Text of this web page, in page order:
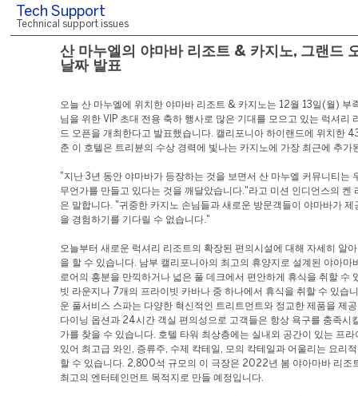
Tech Support
Technical support issues
산 마누엘의 야마바 리조트 & 카지노, 그랜드
날짜 발표
오늘 산 마누엘에 위치한 야마바 리조트 & 카지노는 12월 13일(월) 부
님을 위한 VIP 초대 전용 축하 행사로 많은 기대를 모으고 있는 럭셔리
드 오픈을 개최한다고 발표했습니다. 캘리포니아 하이랜드에 위치한
춘 이 호텔은 트리뷴의 수상 경력에 빛나는 카지노에 가장 최근에 추가
"지난 3년 동안 야마바가 등장하는 것을 보면서 산 마누엘 커뮤니티는
무언가를 만들고 있다는 것을 깨달았습니다."라고 미션 인디언스의 켄
은 말합니다. "귀중한 카지노 손님들과 새로운 방문객들이 야마바가 제
을 경험하기를 기다릴 수 없습니다."
오늘부터 새로운 럭셔리 리조트의 확장된 편의시설에 대해 자세히 알
을 할 수 있습니다. 남부 캘리포니아의 최고의 휴양지로 설계된 야아마
로어의 흥분을 만끽하거나 넓은 풀 데크에서 편안하게 휴식을 취할 수
빗 라운지나 7개의 프라이빗 카바나 중 하나에서 휴식을 취할 수 있습
운 풀서비스 스파는 다양한 혁신적인 트리트먼트와 정교한 제품을 제
다이닝 옵션과 24시간 객실 편의성으로 고객들은 항상 욕구를 충족시
가를 찾을 수 있습니다. 호텔 타워 최상층에는 실내외 공간이 있는 프라
있어 최고급 와인, 증류주, 수제 칵테일, 모의 칵테일과 어울리는 요리
할 수 있습니다. 2,800석 규모의 이 극장은 2022년 봄 야아마바 리조
최고의 엔터테인먼트 목적지로 만들 예정입니다.